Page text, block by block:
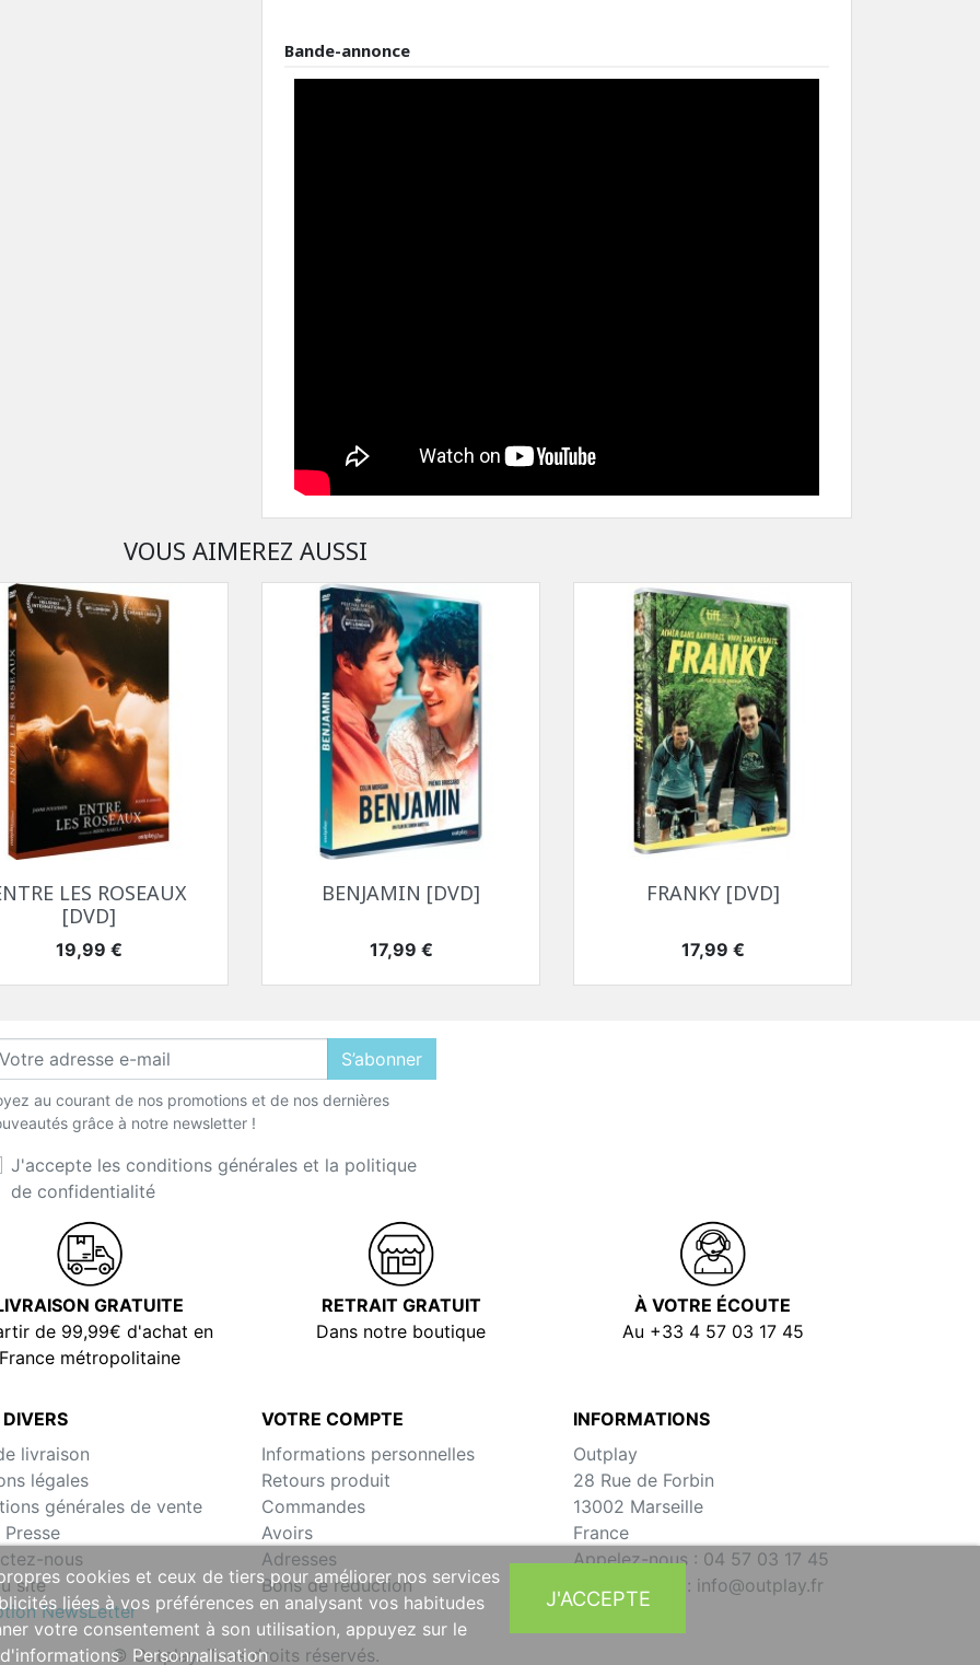
Bande-annonce
VOUS AIMEREZ AUSSI
Aperçu rapide
LES ROSEAUX
[DVD]
Prix
19,99 €
Aperçu rapide
BENJAMIN [DVD]
Prix
17,99 €
Aperçu rapide
FRANKY [DVD]
Prix
17,99 €
S’abonner
au courant de nos promotions et de nos dernières
grâce à notre newsletter !
J'accepte les conditions générales et la politique
de confidentialité
GRATUITE
de 99,99€ d'achat en
métropolitaine
RETRAIT GRATUIT
Dans notre boutique
À VOTRE ÉCOUTE
Au +33 4 57 03 17 45
livraison
légales
générales de vente
nous
site
NewsLetter
VOTRE COMPTE
Informations personnelles
Retours produit
Commandes
Avoirs
Adresses
Bons de réduction
INFORMATIONS
Outplay
28 Rue de Forbin
13002 Marseille
France
Appelez-nous : 04 57 03 17 45
Écrivez-nous : info@outplay.fr
cookies et ceux de tiers pour améliorer nos services
liées à vos préférences en analysant vos habitudes
votre consentement à son utilisation, appuyez sur le
Personnalisation
J'ACCEPTE
© Outplay. Tous droits réservés.